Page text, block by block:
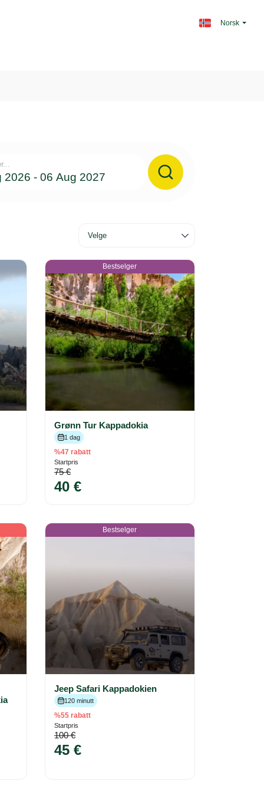
Norsk
Bestselger
Grønn Tur Kappadokia
1 dag
%47 rabatt
Startpris
75 €
40 €
Bestselger
Jeep Safari Kappadokien
120 minutt
%55 rabatt
Startpris
100 €
45 €